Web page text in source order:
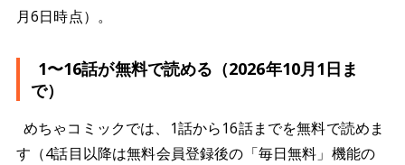
月6日時点）。
1〜16話が無料で読める（2026年10月1日ま
で）
めちゃコミックでは、1話から16話までを無料で読めま
す（4話目以降は無料会員登録後の「毎日無料」機能の